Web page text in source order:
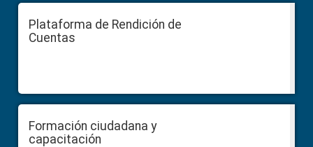
Plataforma de Rendición de
Cuentas
Formación ciudadana y
capacitación